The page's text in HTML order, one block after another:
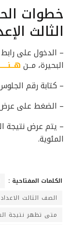
خطوات
الثالث
– الدخول على
البحيرة، مــن
– كتابة رقم
– الضغط على عرض.
– يتم عرض نتيجة
المئوية.
الكلمات المفتاحية :
الصف الثالث
متى تظهر نتيجة